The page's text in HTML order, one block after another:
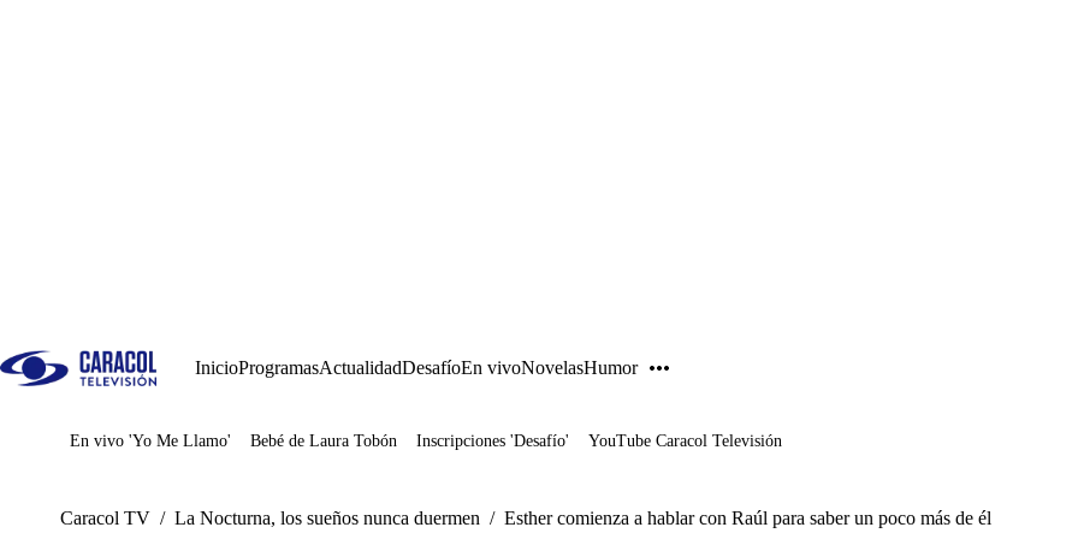
InicioProgramasActualidadDesafíoEn vivoNovelasHumor
Juegos
En vivo 'Yo Me Llamo' Bebé de Laura Tobón Inscripciones 'Desafío' YouTube Caracol Televisión
Caracol TV / La Nocturna, los sueños nunca duermen / Esther comienza a hablar con Raúl para saber un poco más de él